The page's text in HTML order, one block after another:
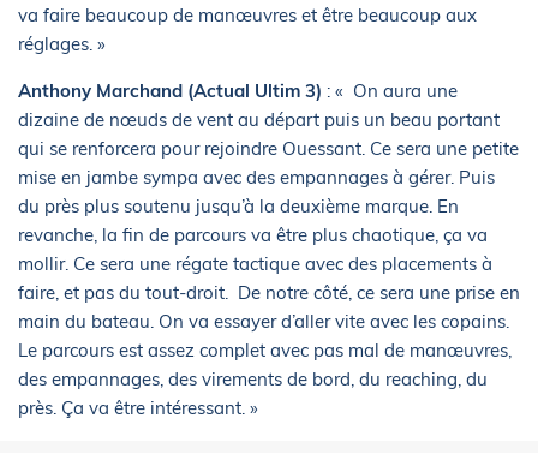
va faire beaucoup de manœuvres et être beaucoup aux
réglages. »
Anthony Marchand (Actual Ultim 3) : « On aura une
dizaine de nœuds de vent au départ puis un beau portant
qui se renforcera pour rejoindre Ouessant. Ce sera une petite
mise en jambe sympa avec des empannages à gérer. Puis
du près plus soutenu jusqu’à la deuxième marque. En
revanche, la fin de parcours va être plus chaotique, ça va
mollir. Ce sera une régate tactique avec des placements à
faire, et pas du tout-droit. De notre côté, ce sera une prise en
main du bateau. On va essayer d’aller vite avec les copains.
Le parcours est assez complet avec pas mal de manœuvres,
des empannages, des virements de bord, du reaching, du
près. Ça va être intéressant. »